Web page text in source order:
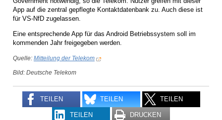
App auf die zentral gepflegte Kontaktdatenbank zu. Auch diese ist
für VS-NfD zugelassen.
Eine entsprechende App für das Android Betriebssystem soll im
kommenden Jahr freigegeben werden.
Quelle: Mitteilung der Telekom
Bild: Deutsche Telekom
TEILEN TEILEN TEILEN
TEILEN DRUCKEN